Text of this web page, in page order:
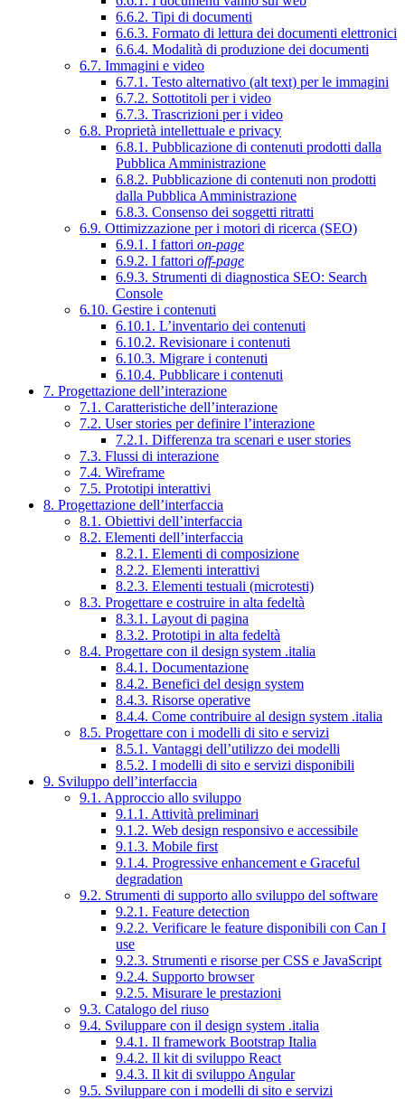
6.6.2. Tipi di documenti
6.6.3. Formato di lettura dei documenti elettronici
6.6.4. Modalità di produzione dei documenti
6.7. Immagini e video
6.7.1. Testo alternativo (alt text) per le immagini
6.7.2. Sottotitoli per i video
6.7.3. Trascrizioni per i video
6.8. Proprietà intellettuale e privacy
6.8.1. Pubblicazione di contenuti prodotti dalla
Pubblica Amministrazione
6.8.2. Pubblicazione di contenuti non prodotti
dalla Pubblica Amministrazione
6.8.3. Consenso dei soggetti ritratti
6.9. Ottimizzazione per i motori di ricerca (SEO)
6.9.1. I fattori on-page
6.9.2. I fattori off-page
6.9.3. Strumenti di diagnostica SEO: Search
Console
6.10. Gestire i contenuti
6.10.1. L’inventario dei contenuti
6.10.2. Revisionare i contenuti
6.10.3. Migrare i contenuti
6.10.4. Pubblicare i contenuti
7. Progettazione dell’interazione
7.1. Caratteristiche dell’interazione
7.2. User stories per definire l’interazione
7.2.1. Differenza tra scenari e user stories
7.3. Flussi di interazione
7.4. Wireframe
7.5. Prototipi interattivi
8. Progettazione dell’interfaccia
8.1. Obiettivi dell’interfaccia
8.2. Elementi dell’interfaccia
8.2.1. Elementi di composizione
8.2.2. Elementi interattivi
8.2.3. Elementi testuali (microtesti)
8.3. Progettare e costruire in alta fedeltà
8.3.1. Layout di pagina
8.3.2. Prototipi in alta fedeltà
8.4. Progettare con il design system .italia
8.4.1. Documentazione
8.4.2. Benefici del design system
8.4.3. Risorse operative
8.4.4. Come contribuire al design system .italia
8.5. Progettare con i modelli di sito e servizi
8.5.1. Vantaggi dell’utilizzo dei modelli
8.5.2. I modelli di sito e servizi disponibili
9. Sviluppo dell’interfaccia
9.1. Approccio allo sviluppo
9.1.1. Attività preliminari
9.1.2. Web design responsivo e accessibile
9.1.3. Mobile first
9.1.4. Progressive enhancement e Graceful
degradation
9.2. Strumenti di supporto allo sviluppo del software
9.2.1. Feature detection
9.2.2. Verificare le feature disponibili con Can I
use
9.2.3. Strumenti e risorse per CSS e JavaScript
9.2.4. Supporto browser
9.2.5. Misurare le prestazioni
9.3. Catalogo del riuso
9.4. Sviluppare con il design system .italia
9.4.1. Il framework Bootstrap Italia
9.4.2. Il kit di sviluppo React
9.4.3. Il kit di sviluppo Angular
9.5. Sviluppare con i modelli di sito e servizi